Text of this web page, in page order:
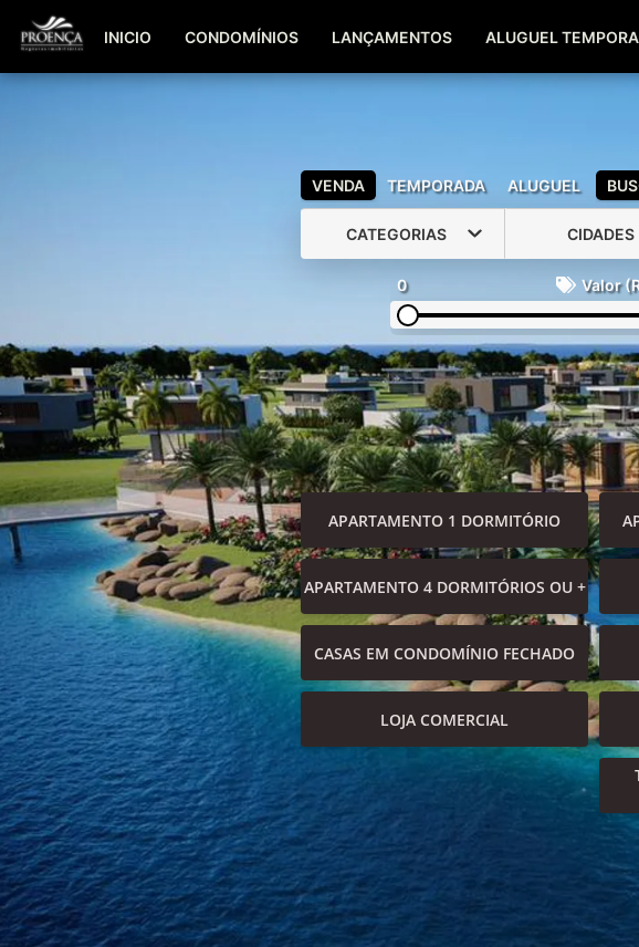
(51)
INICIO CONDOMÍNIOS LANÇAMENTOS ALUGUEL
VENDA TEMPORADA ALUGUEL
CATEGORIAS CIDADES
0 Valor
APARTAMENTO 1 DORMITÓRIO
APARTAMENTO 4 DORMITÓRIOS OU +
CASAS EM CONDOMÍNIO FECHADO
LOJA COMERCIAL